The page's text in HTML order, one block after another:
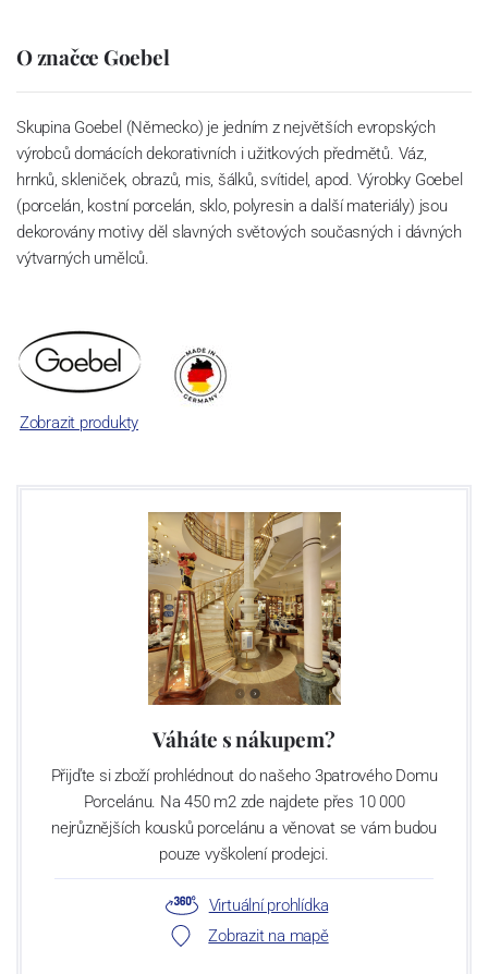
O značce Goebel
Skupina Goebel (Německo) je jedním z největších evropských
výrobců domácích dekorativních i užitkových předmětů. Váz,
hrnků, skleniček, obrazů, mis, šálků, svítidel, apod. Výrobky Goebel
(porcelán, kostní porcelán, sklo, polyresin a další materiály) jsou
dekorovány motivy děl slavných světových současných i dávných
výtvarných umělců.
Zobrazit produkty
Váháte s nákupem?
Přijďte si zboží prohlédnout do našeho 3patrového Domu
Porcelánu. Na 450 m2 zde najdete přes 10 000
nejrůznějších kousků porcelánu a věnovat se vám budou
pouze vyškolení prodejci.
Virtuální prohlídka
Zobrazit na mapě